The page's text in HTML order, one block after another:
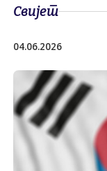
Свијет
04.06.2026